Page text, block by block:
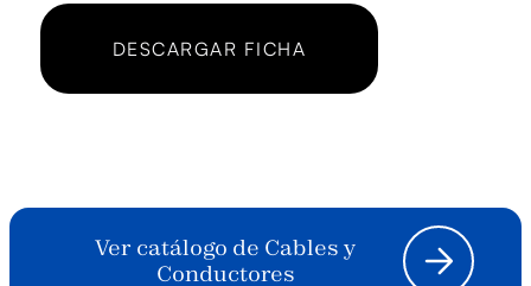
DESCARGAR FICHA
Ver catálogo de Cables y
Conductores